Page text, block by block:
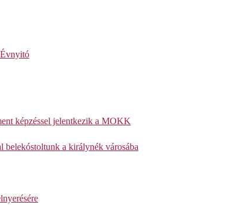
képzéssel jelentkezik a MOKK
a királynék városába